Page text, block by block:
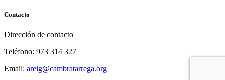
Contacto
Dirección de contacto
Teléfono: 973 314 327
Email: areig@cambratarrega.org